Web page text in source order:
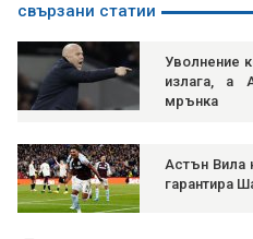
свързани статии
Уволнение
излага, а
мрънка
Астън Вила
гарантира